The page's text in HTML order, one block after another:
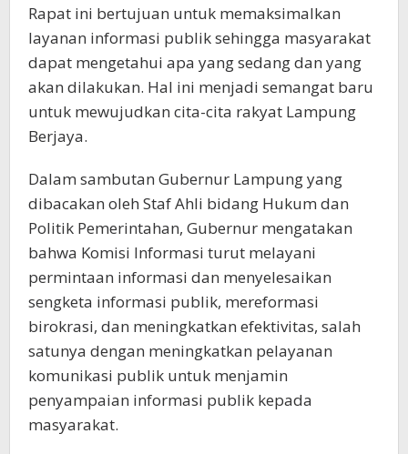
Rapat ini bertujuan untuk memaksimalkan
layanan informasi publik sehingga masyarakat
dapat mengetahui apa yang sedang dan yang
akan dilakukan. Hal ini menjadi semangat baru
untuk mewujudkan cita-cita rakyat Lampung
Berjaya.
Dalam sambutan Gubernur Lampung yang
dibacakan oleh Staf Ahli bidang Hukum dan
Politik Pemerintahan, Gubernur mengatakan
bahwa Komisi Informasi turut melayani
permintaan informasi dan menyelesaikan
sengketa informasi publik, mereformasi
birokrasi, dan meningkatkan efektivitas, salah
satunya dengan meningkatkan pelayanan
komunikasi publik untuk menjamin
penyampaian informasi publik kepada
masyarakat.